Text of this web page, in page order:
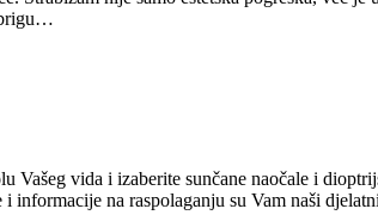
brigu…
vida i izaberite sunčane naočale i
informacije na raspolaganju su Vam naši